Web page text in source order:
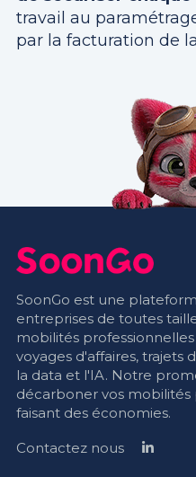
travail au
par la facturation de
SoonGo est une
entreprises de toutes
mobilités
voyages d'affaires, trajets
la data et l'IA. Notre
décarboner vos mobilités
faisant des économies.
Contactez nous